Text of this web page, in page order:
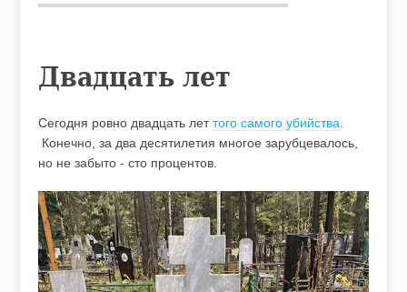
Двадцать лет
Сегодня ровно двадцать леттого самого убийства
Конечно, за два десятилетия многое зарубцевалось,
но не забыто - сто процентов.